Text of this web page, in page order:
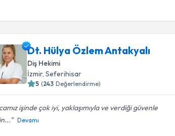
Dt. Hülya Özlem Antakyalı
Diş Hekimi
İzmir, Seferihisar
5 (243 Değerlendirme)
işinde çok iyi, yaklaşımıyla ve verdiği güvenle
Devamı